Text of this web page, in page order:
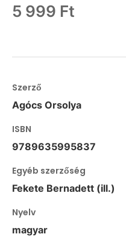
5 999 Ft
Szerző
Agócs Orsolya
ISBN
9789635995837
Egyéb szerzőség
Fekete Bernadett (ill.)
Nyelv
magyar